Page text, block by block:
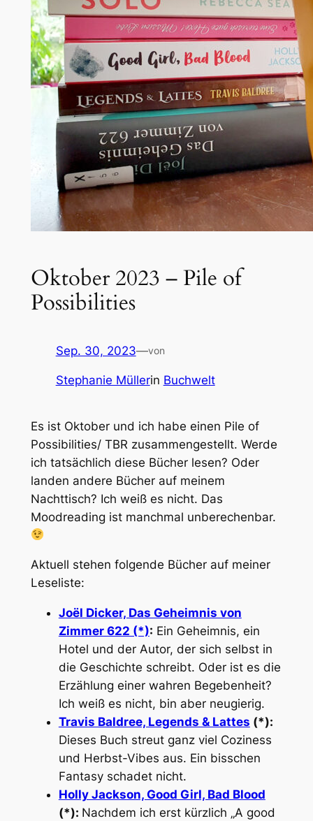
Oktober 2023 – Pile of
Possibilities
Sep. 30, 2023—von
Stephanie Müllerin Buchwelt
Es ist Oktober und ich habe einen Pile of
Possibilities/ TBR zusammengestellt. Werde
ich tatsächlich diese Bücher lesen? Oder
landen andere Bücher auf meinem
Nachttisch? Ich weiß es nicht. Das
Moodreading ist manchmal unberechenbar.
Aktuell stehen folgende Bücher auf meiner
Leseliste:
Joël Dicker, Das Geheimnis von
Zimmer 622 (*): Ein Geheimnis, ein
Hotel und der Autor, der sich selbst in
die Geschichte schreibt. Oder ist es die
Erzählung einer wahren Begebenheit?
Ich weiß es nicht, bin aber neugierig.
Travis Baldree, Legends & Lattes (*):
Dieses Buch streut ganz viel Coziness
und Herbst-Vibes aus. Ein bisschen
Fantasy schadet nicht.
Holly Jackson, Good Girl, Bad Blood
(*): Nachdem ich erst kürzlich „A good